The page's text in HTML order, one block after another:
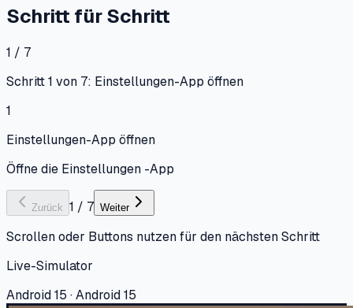
Schritt für Schritt
1 / 7
Schritt 1 von 7: Einstellungen-App öffnen
1
Einstellungen-App öffnen
Öffne die Einstellungen -App
Zurück 1 / 7 Weiter
Scrollen oder Buttons nutzen für den nächsten Schritt
Live-Simulator
Android 15 · Android 15